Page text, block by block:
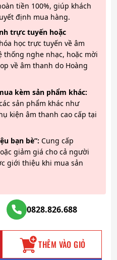
tiền 100%, giúp khách
định mua hàng.
trực tuyến hoặc
học trực tuyến về âm
thống nghe nhạc, hoặc mời
về âm thanh do Hoàng
kèm sản phẩm khác:
sản phẩm khác như
kiện âm thanh cao cấp tại
bạn bè”: Cung cấp
giảm giá cho cả người
giới thiệu khi mua sản
0828.826.688
THÊM VÀO GIỎ